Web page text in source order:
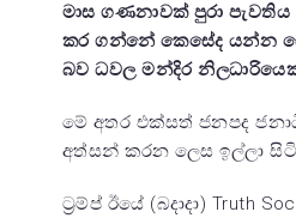
මාස ගණනාවක් පුරා
කර ගන්නේ කෙසේද යන්න
බව ධවල මන්දිර
මේ අතර එක්සත් ජනපද
අත්සන් කරන ලෙස ඉල්ලා
ට්‍රම්ප් ඊයේ (බදාදා) Truth